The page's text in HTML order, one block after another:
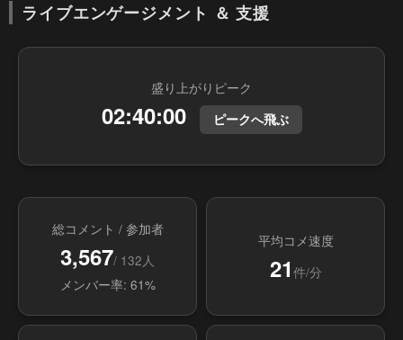
ライブエンゲージメント ＆ 支援
盛り上がりピーク
02:40:00 ピークへ飛ぶ
総コメント / 参加者
3,567/ 132人
メンバー率: 61%
平均コメ速度
21 件/分